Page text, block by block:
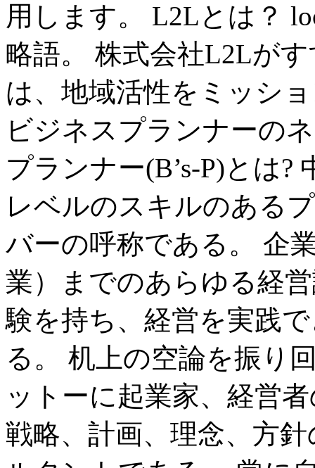
用します。 L2Lとは？
略語。 株式会社L2Lが
は、地域活性をミッシ
ビジネスプランナーの
プランナー(B’s-P)とは?
レベルのスキルのある
バーの呼称である。 企
業）までのあらゆる経
験を持ち、経営を実践
る。 机上の空論を振り
ットーに起業家、経営
戦略、計画、理念、方